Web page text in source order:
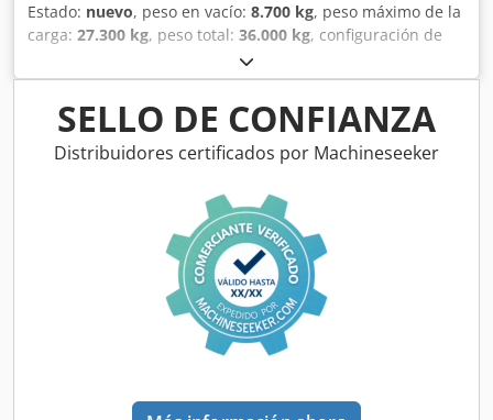
Estado: nuevo, peso en vacío: 8.700 kg, peso máximo de la
carga: 27.300 kg, peso total: 36.000 kg, configuración de
aire
385/65 R22,5, Equipamiento:ABS, | Remolque frigorífico
KRONE SD DA05 | Unidad de refrigeración Carrier Vector
HE 19 Austria Edition #02/50 | Ejes Krone con frenos de
disco | Caja de herramientas | Termógrafo | Conexión
palés | Enfriador de carne | Eje elevable | Vehículo nuevo
| Salvo error, omisión e interposición. Csdpfx Aezpbuxeg
SELLO DE CONFIANZA
Distribuidores certificados por Machineseeker